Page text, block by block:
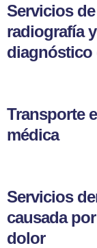
Servicios
radiografía
diagnóstico
Transporte
médica
Servicios
causada
dolor